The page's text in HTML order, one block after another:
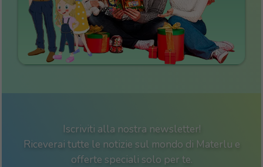
Iscriviti alla nostra newsletter!
Riceverai tutte le notizie sul mondo di Materlu e
offerte speciali solo per te.